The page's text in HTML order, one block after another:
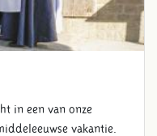
in een van onze
vakantie.